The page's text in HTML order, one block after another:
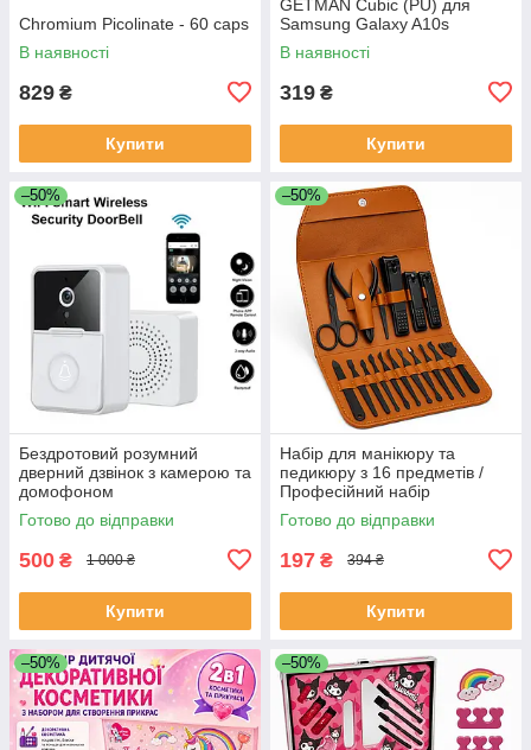
Chromium Picolinate - 60 caps
В наявності
829 ₴
Купити
GETMAN Cubic (PU) для
Samsung Galaxy A10s
В наявності
319 ₴
Купити
–50%
Бездротовий розумний
дверний дзвінок з камерою та
домофоном
водонепроникний DF-37
Готово до відправки
500 ₴ 1 000 ₴
Купити
–50%
Набір для манікюру та
педикюру з 16 предметів /
Професійний набір
інструментів 16 в 1 з
нержавіючої сталі у футлярі
Готово до відправки
197 ₴ 394 ₴
Купити
–50% –50%